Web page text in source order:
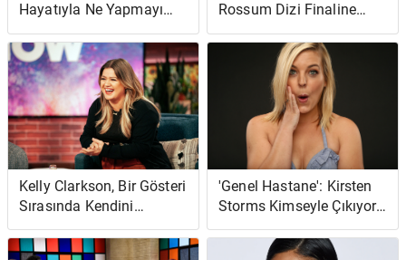
Hayatıyla Ne Yapmayı
Seçtiği Konusunda
Kafasını Karıştırdı
Rossum Dizi Finaline
Tepki Verdi mi?
Kelly Clarkson, Bir Gösteri
Sırasında Kendini
Rahatlattığını Açıkladı:
'Bir Tür Harap Olmuştum'
'Genel Hastane': Kirsten
Storms Kimseyle Çıkıyor
mu?